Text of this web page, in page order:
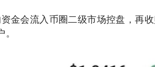
金会流入币圈二级市场控盘，再